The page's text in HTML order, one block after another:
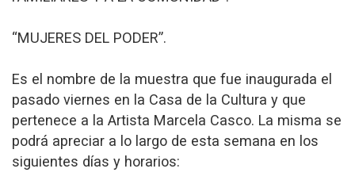
“MUJERES DEL PODER”.
Es el nombre de la muestra que fue inaugurada el
pasado viernes en la Casa de la Cultura y que
pertenece a la Artista Marcela Casco. La misma se
podrá apreciar a lo largo de esta semana en los
siguientes días y horarios: